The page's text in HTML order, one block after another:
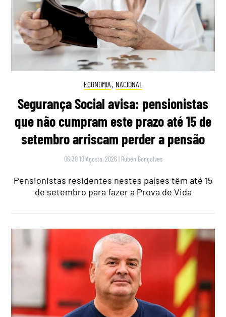
ECONOMIA , NACIONAL
Segurança Social avisa: pensionistas
que não cumpram este prazo até 15 de
setembro arriscam perder a pensão
06:30 10 Agosto, 2026 | Rubén Gonçalves
Pensionistas residentes nestes países têm até 15
de setembro para fazer a Prova de Vida